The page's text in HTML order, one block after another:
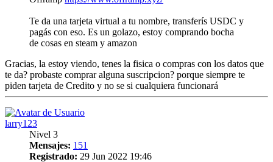
Te da una tarjeta virtual a tu nombre, transferís USDC y
pagás con eso. Es un golazo, estoy comprando bocha
de cosas en steam y amazon
Gracias, la estoy viendo, tenes la fisica o compras con los datos que
te da? probaste comprar alguna suscripcion? porque siempre te
piden tarjeta de Credito y no se si cualquiera funcionará
larry123
Nivel 3
Mensajes: 151
Registrado: 29 Jun 2022 19:46